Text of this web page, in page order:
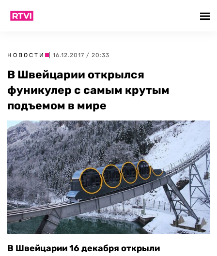
НОВОСТИ | 16.12.2017 / 20:33
В Швейцарии открылся
фуникулер с самым крутым
подъемом в мире
В Швейцарии 16 декабря открыли